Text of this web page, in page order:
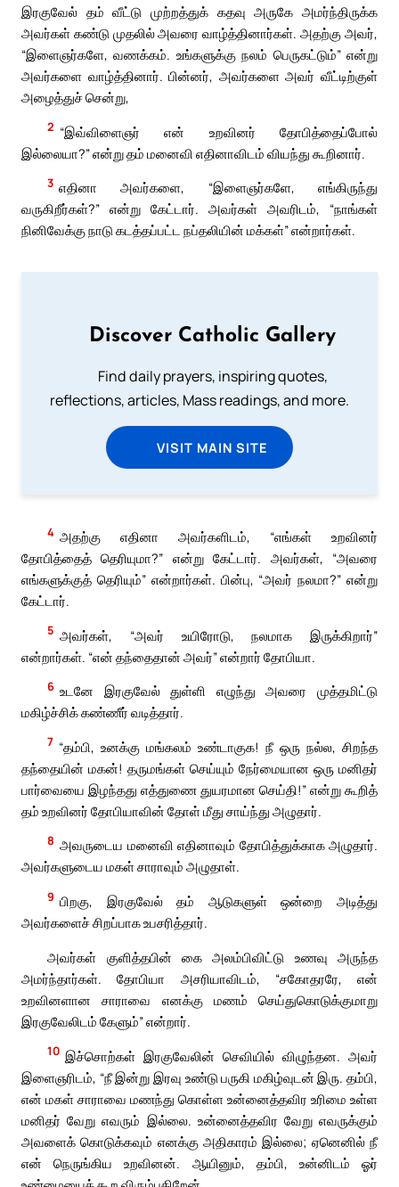
இரகுவேல் தம் வீட்டு முற்றத்துக் கதவு அருகே அமர்ந்திருக்க
அவர்கள் கண்டு முதலில் அவரை வாழ்த்தினார்கள். அதற்கு அவர்,
“இளைஞர்களே, வணக்கம். உங்களுக்கு நலம் பெருகட்டும்” என்று
அவர்களை வாழ்த்தினார். பின்னர், அவர்களை அவர் வீட்டிற்குள்
அழைத்துச் சென்று,
2 “இவ்விளைஞர் என் உறவினர் தோபித்தைப்போல்
இல்லையா?” என்று தம் மனைவி எதினாவிடம் வியந்து கூறினார்.
3 எதினா அவர்களை, “இளைஞர்களே, எங்கிருந்து
வருகிறீர்கள்?” என்று கேட்டார். அவர்கள் அவரிடம், “நாங்கள்
நினிவேக்கு நாடு கடத்தப்பட்ட நப்தலியின் மக்கள்” என்றார்கள்.
Discover Catholic Gallery
Find daily prayers, inspiring quotes,
reflections, articles, Mass readings, and more.
VISIT MAIN SITE
4 அதற்கு எதினா அவர்களிடம், “எங்கள் உறவினர்
தோபித்தைத் தெரியுமா?” என்று கேட்டார். அவர்கள், “அவரை
எங்களுக்குத் தெரியும்” என்றார்கள். பின்பு, “அவர் நலமா?” என்று
கேட்டார்.
5 அவர்கள், “அவர் உயிரோடு, நலமாக இருக்கிறார்”
என்றார்கள். “என் தந்தைதான் அவர்” என்றார் தோபியா.
6 உடனே இரகுவேல் துள்ளி எழுந்து அவரை முத்தமிட்டு
மகிழ்ச்சிக் கண்ணீர் வடித்தார்.
7 “தம்பி, உனக்கு மங்கலம் உண்டாகுக! நீ ஒரு நல்ல, சிறந்த
தந்தையின் மகன்! தருமங்கள் செய்யும் நேர்மையான ஒரு மனிதர்
பார்வையை இழந்தது எத்துணை துயரமான செய்தி!” என்று கூறித்
தம் உறவினர் தோபியாவின் தோள் மீது சாய்ந்து அழுதார்.
8 அவருடைய மனைவி எதினாவும் தோபித்துக்காக அழுதார்.
அவர்களுடைய மகள் சாராவும் அழுதாள்.
9 பிறகு, இரகுவேல் தம் ஆடுகளுள் ஒன்றை அடித்து
அவர்களைச் சிறப்பாக உபசரித்தார்.
அவர்கள் குளித்தபின் கை அலம்பிவிட்டு உணவு அருந்த
அமர்ந்தார்கள். தோபியா அசரியாவிடம், “சகோதரரே, என்
உறவினளான சாராவை எனக்கு மணம் செய்துகொடுக்குமாறு
இரகுவேலிடம் கேளும்” என்றார்.
10 இச்சொற்கள் இரகுவேலின் செவியில் விழுந்தன. அவர்
இளைஞரிடம், “நீ இன்று இரவு உண்டு பருகி மகிழ்வுடன் இரு. தம்பி,
என் மகள் சாராவை மணந்து கொள்ள உன்னைத்தவிர உரிமை உள்ள
மனிதர் வேறு எவரும் இல்லை. உன்னைத்தவிர வேறு எவருக்கும்
அவளைக் கொடுக்கவும் எனக்கு அதிகாரம் இல்லை; ஏனெனில் நீ
என் நெருங்கிய உறவினன். ஆயினும், தம்பி, உன்னிடம் ஓர்